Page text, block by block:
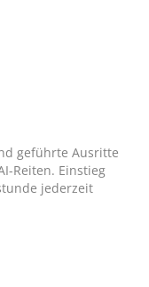
geführte Ausritte
Reiten. Einstieg
jederzeit